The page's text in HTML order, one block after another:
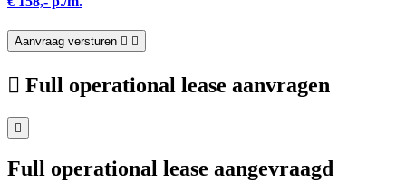
Aanvraag versturen
Full operational lease aanvragen
Full operational lease aangevraagd